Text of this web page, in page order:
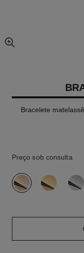
aumentar imagem
Bracelete
Preço sob consulta
variante (3)